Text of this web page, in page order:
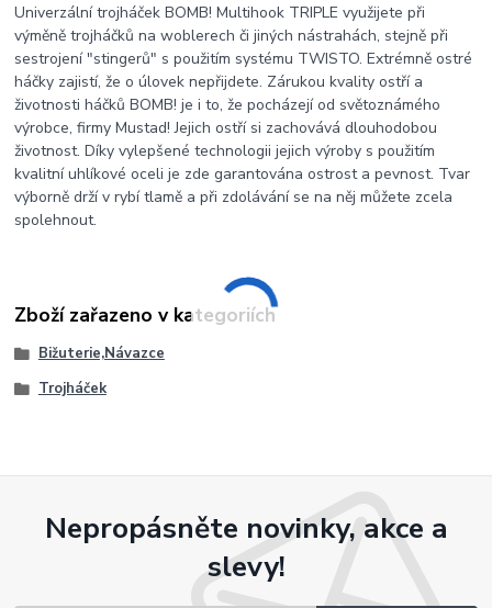
Univerzální trojháček BOMB! Multihook TRIPLE využijete při
výměně trojháčků na woblerech či jiných nástrahách, stejně při
sestrojení "stingerů" s použitím systému TWISTO. Extrémně ostré
háčky zajistí, že o úlovek nepřijdete. Zárukou kvality ostří a
životnosti háčků BOMB! je i to, že pocházejí od světoznámého
výrobce, firmy Mustad! Jejich ostří si zachovává dlouhodobou
životnost. Díky vylepšené technologii jejich výroby s použitím
kvalitní uhlíkové oceli je zde garantována ostrost a pevnost. Tvar
výborně drží v rybí tlamě a při zdolávání se na něj můžete zcela
spolehnout.
Zboží zařazeno v kategoriích
Bižuterie,Návazce
Trojháček
Nepropásněte novinky, akce a
slevy!